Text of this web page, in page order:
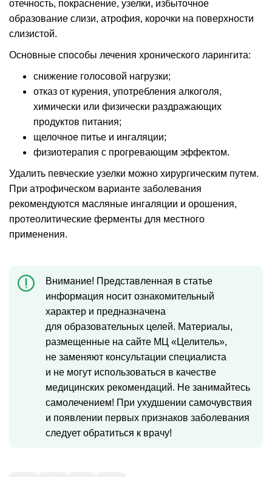
отечность, покраснение, узелки, избыточное
образование слизи, атрофия, корочки на поверхности
слизистой.
Основные способы лечения хронического ларингита:
снижение голосовой нагрузки;
отказ от курения, употребления алкоголя,
химически или физически раздражающих
продуктов питания;
щелочное питье и ингаляции;
физиотерапия с прогревающим эффектом.
Удалить певческие узелки можно хирургическим путем.
При атрофическом варианте заболевания
рекомендуются масляные ингаляции и орошения,
протеолитические ферменты для местного
применения.
Внимание! Представленная в статье
информация носит ознакомительный
характер и предназначена
для образовательных целей. Материалы,
размещенные на сайте МЦ «Целитель»,
не заменяют консультации специалиста
и не могут использоваться в качестве
медицинских рекомендаций. Не занимайтесь
самолечением! При ухудшении самочувствия
и появлении первых признаков заболевания
следует обратиться к врачу!